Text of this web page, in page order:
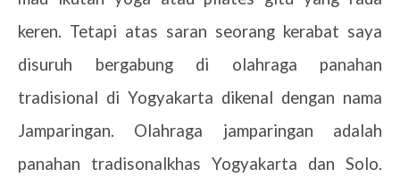
keren. Tetapi atas saran seorang kerabat saya
disuruh bergabung di olahraga panahan
tradisional di Yogyakarta dikenal dengan nama
Jamparingan. Olahraga jamparingan adalah
panahan tradisonalkhas Yogyakarta dan Solo.